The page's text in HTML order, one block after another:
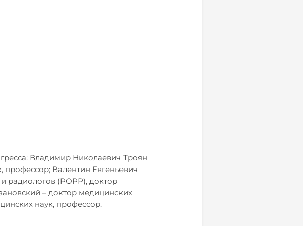
Владимир Николаевич Троян
Валентин Евгеньевич
радиологов (РОРР), доктор
– доктор медицинских
наук, профессор.